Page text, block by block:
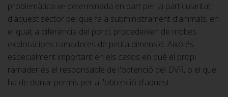
problemàtica ve determinada en part per la particularitat
d'aquest sector pel que fa a subministrament d'animals, en
el qual, a diferència del porcí, procedeixen de moltes
explotacions ramaderes de petita dimensió. Això és
especialment important en els casos en què el propi
ramader és el responsable de l'obtenció del DVR, o el que
ha de donar permís per a l'obtenció d'aquest.